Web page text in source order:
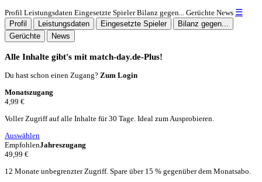
Profil Leistungsdaten Eingesetzte Spieler Bilanz gegen... Gerüchte News ☰
Profil Leistungsdaten Eingesetzte Spieler
Bilanz gegen...
Gerüchte
News
Alle Inhalte gibt's mit match-day.de-Plus!
Du hast schon einen Zugang? Zum Login
Monatszugang
4,99 €
Voller Zugriff auf alle Inhalte für 30 Tage. Ideal zum Ausprobieren.
Auswählen
EmpfohlenJahreszugang
49,99 €
12 Monate unbegrenzter Zugriff. Spare über 15 % gegenüber dem Monatsabo.